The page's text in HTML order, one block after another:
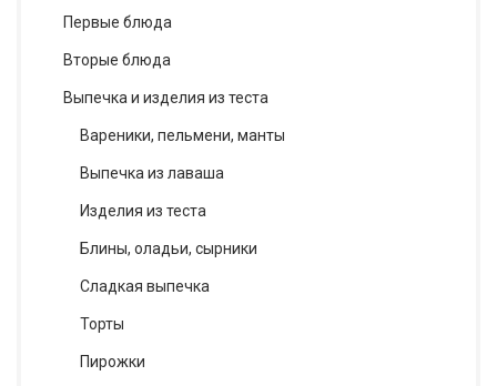
Первые блюда
Вторые блюда
Выпечка и изделия из теста
Вареники, пельмени, манты
Выпечка из лаваша
Изделия из теста
Блины, оладьи, сырники
Сладкая выпечка
Торты
Пирожки